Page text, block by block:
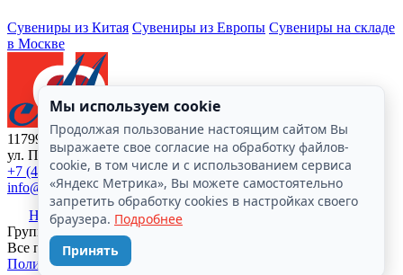
Сувениры из Китая Сувениры из Европы Сувениры на складе
в Москве
117997, г. Москва,
ул. Профсоюзная, д. 84/32, стр. 11
+7 (495) 334 2001
info@teximport.ru
Напишите нам
Группа компаний «Тексимпорт». © 1993 - 2026.
Все права защищены.
Политика конфеденциальности
Мы используем cookie
Продолжая пользование настоящим сайтом Вы
выражаете свое согласие на обработку файлов-
cookie, в том числе и с использованием сервиса
«Яндекс Метрика», Вы можете самостоятельно
запретить обработку cookies в настройках своего
браузера. Подробнее
Принять